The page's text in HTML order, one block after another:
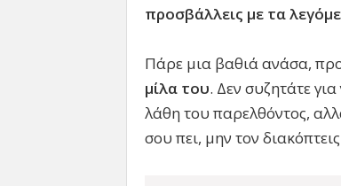
προσβάλλεις με τα
Πάρε μια βαθιά ανάσα,
μίλα του. Δεν συζητάτε
λάθη του παρελθόντος,
σου πει, μην τον